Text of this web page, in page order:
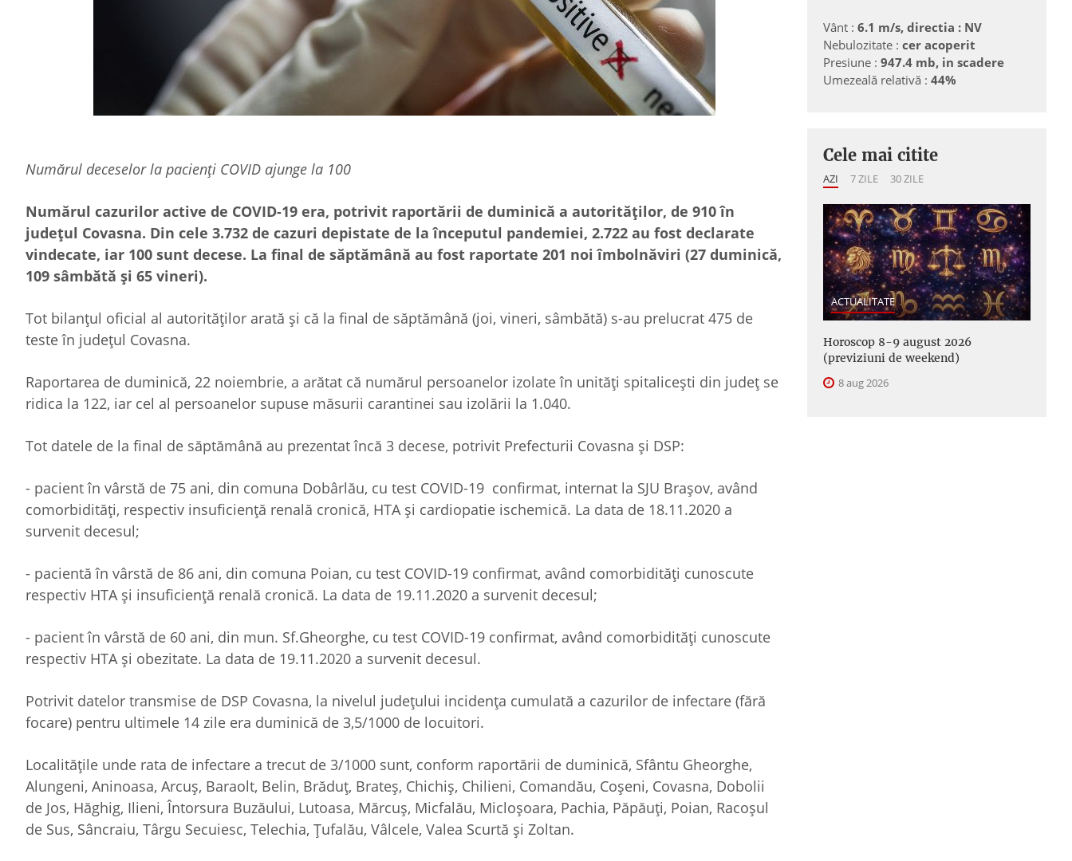
Numărul deceselor la pacienți COVID ajunge la 100
Numărul cazurilor active de COVID-19 era, potrivit raportării de duminică a autorităților, de 910 în
județul Covasna. Din cele 3.732 de cazuri depistate de la începutul pandemiei, 2.722 au fost declarate
vindecate, iar 100 sunt decese. La final de săptămână au fost raportate 201 noi îmbolnăviri (27 duminică,
109 sâmbătă și 65 vineri).
Tot bilanțul oficial al autorităților arată și că la final de săptămână (joi, vineri, sâmbătă) s-au prelucrat 475 de
teste în județul Covasna.
Raportarea de duminică, 22 noiembrie, a arătat că numărul persoanelor izolate în unități spitalicești din județ se
ridica la 122, iar cel al persoanelor supuse măsurii carantinei sau izolării la 1.040.
Tot datele de la final de săptămână au prezentat încă 3 decese, potrivit Prefecturii Covasna și DSP:
- pacient în vârstă de 75 ani, din comuna Dobârlău, cu test COVID-19 confirmat, internat la SJU Brașov, având
comorbidități, respectiv insuficiență renală cronică, HTA și cardiopatie ischemică. La data de 18.11.2020 a
survenit decesul;
- pacientă în vârstă de 86 ani, din comuna Poian, cu test COVID-19 confirmat, având comorbidități cunoscute
respectiv HTA și insuficiență renală cronică. La data de 19.11.2020 a survenit decesul;
- pacient în vârstă de 60 ani, din mun. Sf.Gheorghe, cu test COVID-19 confirmat, având comorbidități cunoscute
respectiv HTA și obezitate. La data de 19.11.2020 a survenit decesul.
Potrivit datelor transmise de DSP Covasna, la nivelul județului incidența cumulată a cazurilor de infectare (fără
focare) pentru ultimele 14 zile era duminică de 3,5/1000 de locuitori.
Localitățile unde rata de infectare a trecut de 3/1000 sunt, conform raportării de duminică, Sfântu Gheorghe,
Alungeni, Aninoasa, Arcuș, Baraolt, Belin, Brăduț, Brateș, Chichiș, Chilieni, Comandău, Coșeni, Covasna, Dobolii
de Jos, Hăghig, Ilieni, Întorsura Buzăului, Lutoasa, Mărcuș, Micfalău, Micloșoara, Pachia, Păpăuți, Poian, Racoșul
de Sus, Sâncraiu, Târgu Secuiesc, Telechia, Țufalău, Vâlcele, Valea Scurtă și Zoltan.
Vânt : 6.1 m/s, directia : NV
Nebulozitate : cer acoperit
Presiune : 947.4 mb, in scadere
Umezeală relativă : 44%
Cele mai citite
AZI 7 ZILE 30 ZILE
ACTUALITATE
Horoscop 8-9 august 2026
(previziuni de weekend)
8 aug 2026